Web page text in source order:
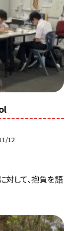
12
対して、抱負を語